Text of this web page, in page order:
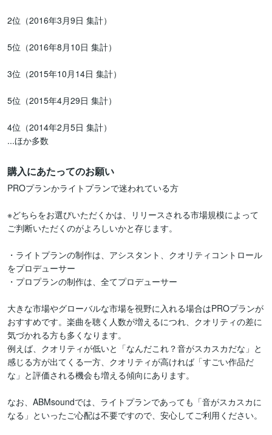
2位（2016年3月9日 集計）
5位（2016年8月10日 集計）
3位（2015年10月14日 集計）
5位（2015年4月29日 集計）
4位（2014年2月5日 集計）
...ほか多数
購入にあたってのお願い
PROプランかライトプランで迷われている方
※どちらをお選びいただくかは、リリースされる市場規模によって
ご判断いただくのがよろしいかと存じます。
・ライトプランの制作は、アシスタント、クオリティコントロール
をプロデューサー
・プロプランの制作は、全てプロデューサー
大きな市場やグローバルな市場を視野に入れる場合はPROプランが
おすすめです。楽曲を聴く人数が増えるにつれ、クオリティの差に
気づかれる方も多くなります。
例えば、クオリティが低いと「なんだこれ？音がスカスカだな」と
感じる方が出てくる一方、クオリティが高ければ「すごい作品だ
な」と評価される機会も増える傾向にあります。
なお、ABMsoundでは、ライトプランであっても「音がスカスカに
なる」といったご心配は不要ですので、安心してご利用ください。